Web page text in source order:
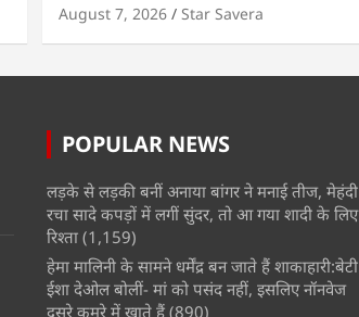
August 7, 2026 Star Savera
POPULAR NEWS
लड़के से लड़की बनीं अनाया बांगर ने मनाई तीज, मेहंदी
रचा सादे कपड़ों में लगीं सुंदर, तो आ गया शादी के लिए
रिश्ता (1,159)
हेमा मालिनी के सामने धर्मेंद्र बन जाते हैं शाकाहारी:बेटी
ईशा देओल बोलीं- मां को पसंद नहीं, इसलिए नॉनवेज
दूसरे कमरे में खाते हैं (890)